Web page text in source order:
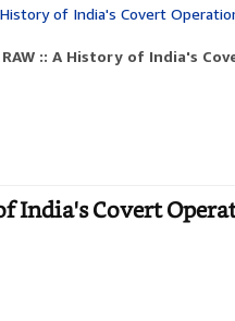
History of India's Covert
:: A History of India's
India's Covert